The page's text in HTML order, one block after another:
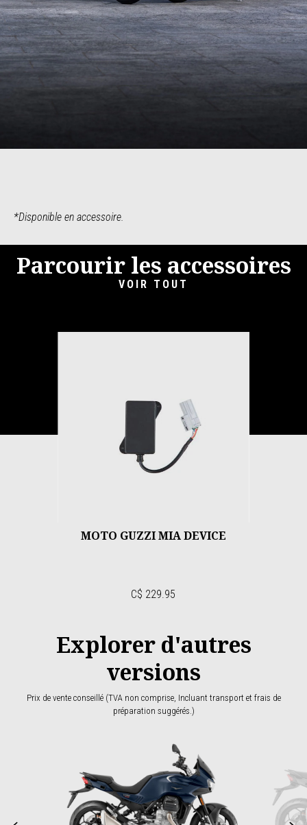
*Disponible en accessoire.
Parcourir les accessoires
VOIR TOUT
MOTO GUZZI MIA DEVICE
C$ 229.95
Explorer d'autres
versions
Prix de vente conseillé (TVA non comprise, Incluant transport et frais de
préparation suggérés.)